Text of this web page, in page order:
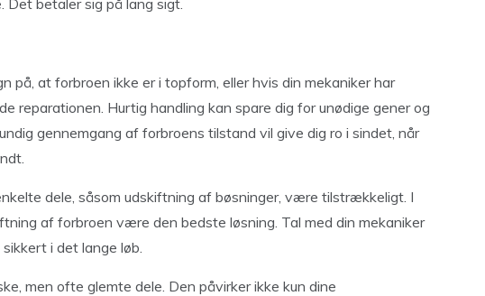
Det betaler sig på lang sigt.
på, at forbroen ikke er i topform, eller hvis din mekaniker har
reparationen. Hurtig handling kan spare dig for unødige gener og
gennemgang af forbroens tilstand vil give dig ro i sindet, når
dele, såsom udskiftning af bøsninger, være tilstrækkeligt. I
af forbroen være den bedste løsning. Tal med din mekaniker
i det lange løb.
men ofte glemte dele. Den påvirker ikke kun dine